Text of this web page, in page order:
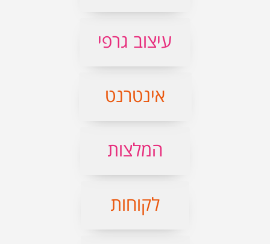
אינטרנט
עיצוב גרפי
המלצות
לקוחות